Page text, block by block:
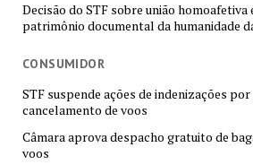
Decisão do STF sobre união homoafetiva
patrimônio documental da humanidade
CONSUMIDOR
STF suspende ações de indenizações
cancelamento de voos
Câmara aprova despacho gratuito de
voos